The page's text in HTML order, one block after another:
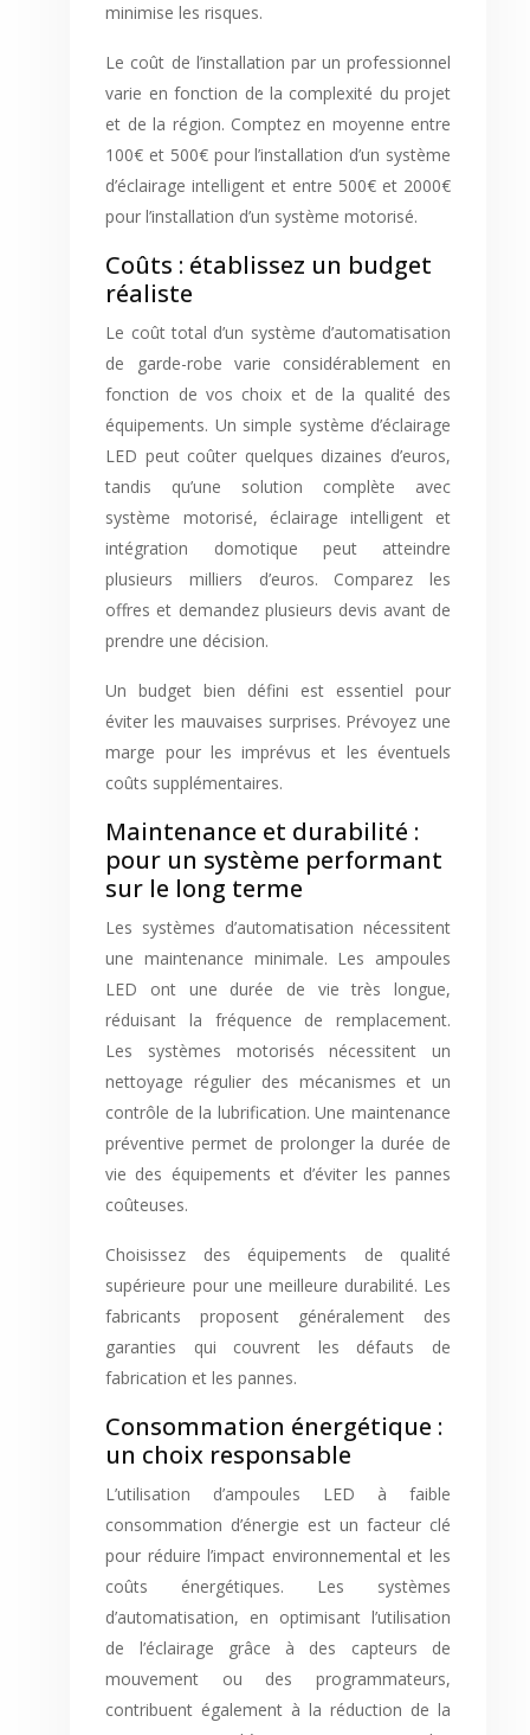
minimise les risques.
Le coût de l’installation par un professionnel
varie en fonction de la complexité du projet
et de la région. Comptez en moyenne entre
100€ et 500€ pour l’installation d’un système
d’éclairage intelligent et entre 500€ et 2000€
pour l’installation d’un système motorisé.
Coûts : établissez un budget
réaliste
Le coût total d’un système d’automatisation
de garde-robe varie considérablement en
fonction de vos choix et de la qualité des
équipements. Un simple système d’éclairage
LED peut coûter quelques dizaines d’euros,
tandis qu’une solution complète avec
système motorisé, éclairage intelligent et
intégration domotique peut atteindre
plusieurs milliers d’euros. Comparez les
offres et demandez plusieurs devis avant de
prendre une décision.
Un budget bien défini est essentiel pour
éviter les mauvaises surprises. Prévoyez une
marge pour les imprévus et les éventuels
coûts supplémentaires.
Maintenance et durabilité :
pour un système performant
sur le long terme
Les systèmes d’automatisation nécessitent
une maintenance minimale. Les ampoules
LED ont une durée de vie très longue,
réduisant la fréquence de remplacement.
Les systèmes motorisés nécessitent un
nettoyage régulier des mécanismes et un
contrôle de la lubrification. Une maintenance
préventive permet de prolonger la durée de
vie des équipements et d’éviter les pannes
coûteuses.
Choisissez des équipements de qualité
supérieure pour une meilleure durabilité. Les
fabricants proposent généralement des
garanties qui couvrent les défauts de
fabrication et les pannes.
Consommation énergétique :
un choix responsable
L’utilisation d’ampoules LED à faible
consommation d’énergie est un facteur clé
pour réduire l’impact environnemental et les
coûts énergétiques. Les systèmes
d’automatisation, en optimisant l’utilisation
de l’éclairage grâce à des capteurs de
mouvement ou des programmateurs,
contribuent également à la réduction de la